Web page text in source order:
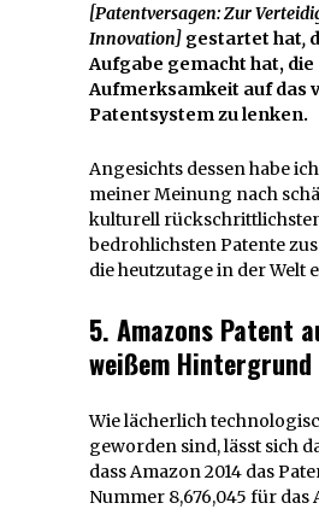
[Patentversagen: Zur
Innovation] gestartet hat,
Aufgabe gemacht hat, die
Aufmerksamkeit auf das
Patentsystem zu lenken.
Angesichts dessen habe
meiner Meinung nach
kulturell
bedrohlichsten Patente
die heutzutage in der Welt
5. Amazons Patent
weißem Hintergrund
Wie lächerlich
geworden sind, lässt sich
dass Amazon 2014 das
Nummer 8,676,045 für